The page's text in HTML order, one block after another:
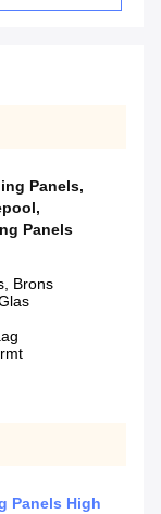
Panels,
,
Panels
Brons
Panels High